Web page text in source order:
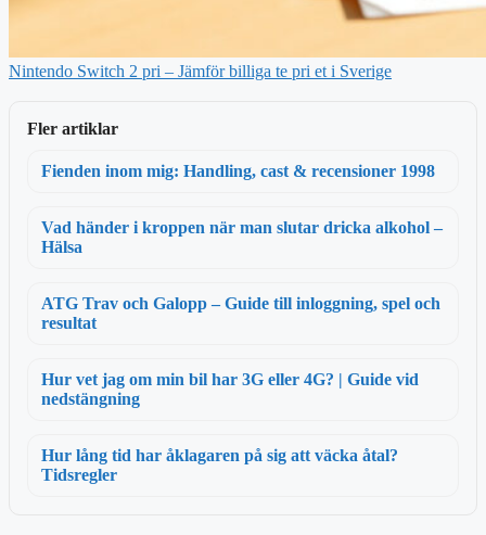
Nintendo Switch 2 pri – Jämför billiga te pri et i Sverige
Fler artiklar
Fienden inom mig: Handling, cast & recensioner 1998
Vad händer i kroppen när man slutar dricka alkohol –
Hälsa
ATG Trav och Galopp – Guide till inloggning, spel och
resultat
Hur vet jag om min bil har 3G eller 4G? | Guide vid
nedstängning
Hur lång tid har åklagaren på sig att väcka åtal?
Tidsregler